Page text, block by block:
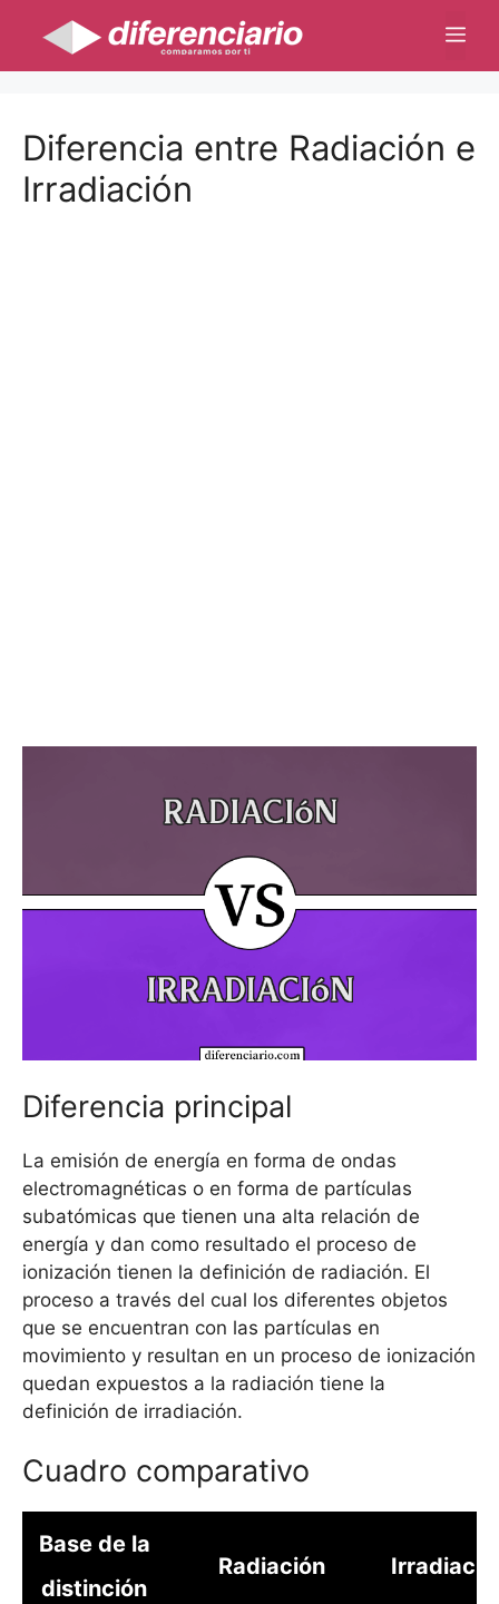
contenido
Diferencia entre Radiación e
Irradiación
Diferencia principal
La emisión de energía en forma de ondas
electromagnéticas o en forma de partículas
subatómicas que tienen una alta relación de
energía y dan como resultado el proceso de
ionización tienen la definición de radiación. El
proceso a través del cual los diferentes objetos
que se encuentran con las partículas en
movimiento y resultan en un proceso de ionización
quedan expuestos a la radiación tiene la
definición de irradiación.
Cuadro comparativo
Base de la
distinción
Radiación